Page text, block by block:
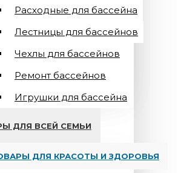
Расходные для бассейна
Лестницы для бассейнов
Чехлы для бассейнов
Ремонт бассейнов
Игрушки для бассейна
ДЛЯ ВСЕЙ СЕМЬИ
ДЛЯ КРАСОТЫ И ЗДОРОВЬЯ